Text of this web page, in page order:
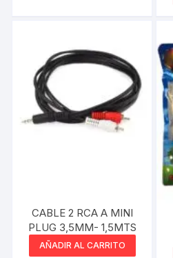
CABLE 2 RCA A MINI
PLUG 3,5MM- 1,5MTS
AÑADIR AL CARRITO